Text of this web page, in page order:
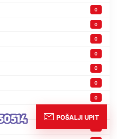
0
0
0
0
0
0
0